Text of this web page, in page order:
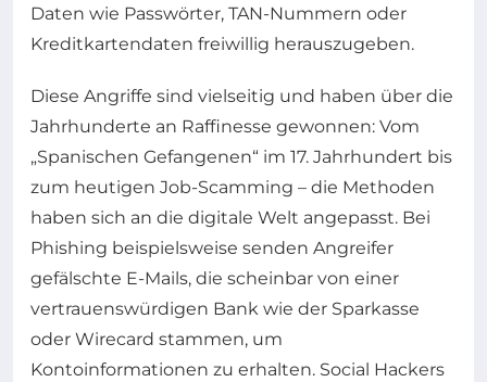
Daten wie Passwörter, TAN-Nummern oder
Kreditkartendaten freiwillig herauszugeben.
Diese Angriffe sind vielseitig und haben über die
Jahrhunderte an Raffinesse gewonnen: Vom
„Spanischen Gefangenen“ im 17. Jahrhundert bis
zum heutigen Job-Scamming – die Methoden
haben sich an die digitale Welt angepasst. Bei
Phishing beispielsweise senden Angreifer
gefälschte E-Mails, die scheinbar von einer
vertrauenswürdigen Bank wie der Sparkasse
oder Wirecard stammen, um
Kontoinformationen zu erhalten. Social Hackers